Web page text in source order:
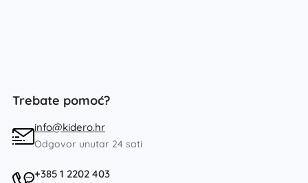
Trebate pomoć?
info@kidero.hr
Odgovor unutar 24 sati
+385 1 2202 403